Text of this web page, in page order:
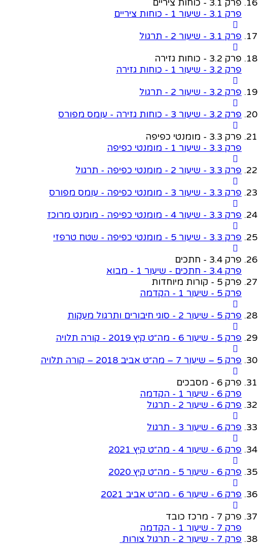
פרק 3.1 - כוחות ציריים
פרק 3.1 - שיעור 1 - כוחות ציריים
פרק 3.1 - שיעור 2 - תרגול
פרק 3.2 - כוחות גזירה
פרק 3.2 - שיעור 1 - כוחות גזירה
פרק 3.2 - שיעור 2 - תרגול
פרק 3.2 - שיעור 3 - כוחות גזירה - עומס מפורס
פרק 3.3 - מומנטי כפיפה
פרק 3.3 - שיעור 1 - מומנטי כפיפה
פרק 3.3 - שיעור 2 - מומנטי כפיפה - תרגול
פרק 3.3 - שיעור 3 - מומנטי כפיפה - עומס מפורס
פרק 3.3 - שיעור 4 - מומנטי כפיפה - מומנט מרוכז
פרק 3.3 - שיעור 5 - מומנטי כפיפה - שטח טרפזי
פרק 3.4 - חתכים
פרק 3.4 - חתכים - שיעור 1 - מבוא
פרק 5 - קורות מיוחדות
פרק 5 - שיעור 1 - הקדמה
פרק 5 - שיעור 2 - סוגי חיבורים ותרגול מעקות
פרק 5 - שיעור 6 - מה״ט קיץ 2019 - קורה תלויה
פרק 5 – שיעור 7 – מה״ט אביב 2018 – קורה תלויה
פרק 6 - מסבכים
פרק 6 - שיעור 1 - הקדמה
פרק 6 - שיעור 2 - תרגול
פרק 6 - שיעור 3 - תרגול
פרק 6 - שיעור 4 - מה״ט קיץ 2021
פרק 6 - שיעור 5 - מה״ט קיץ 2020
פרק 6 - שיעור 6 - מה״ט אביב 2021
פרק 7 - מרכז כובד
פרק 7 - שיעור 1 - הקדמה
פרק 7 - שיעור 2 - תרגול צורות